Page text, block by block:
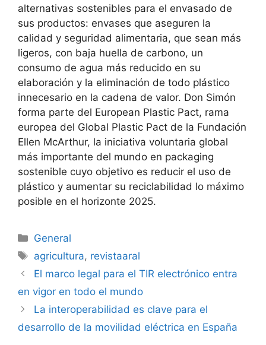
alternativas sostenibles para el envasado de
sus productos: envases que aseguren la
calidad y seguridad alimentaria, que sean más
ligeros, con baja huella de carbono, un
consumo de agua más reducido en su
elaboración y la eliminación de todo plástico
innecesario en la cadena de valor. Don Simón
forma parte del European Plastic Pact, rama
europea del Global Plastic Pact de la Fundación
Ellen McArthur, la iniciativa voluntaria global
más importante del mundo en packaging
sostenible cuyo objetivo es reducir el uso de
plástico y aumentar su reciclabilidad lo máximo
posible en el horizonte 2025.
Categorías
General
Etiquetas
agricultura, revistaaral
Navegación
entradas
El marco legal para el TIR electrónico entra
en vigor en todo el mundo
La interoperabilidad es clave para el
desarrollo de la movilidad eléctrica en España